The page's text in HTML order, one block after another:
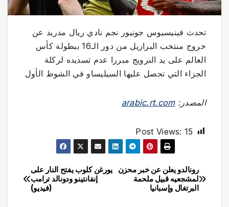
تحدث فينيسيوس جونيور نجم نادي ريال مدريد عن
خروج منتخب البرازيل من دور الـ16 ببطولة كأس
العالم على يد النرويج مبررا عدم تسديده لركلة
الجزاء التي تحصل عليها السيليساو في الشوط الأول
المصدر:arabic.rt.com
Post Views: 15
تصفّح
المقالات
يورغن كلوب يفتح النار على
إنفانتينو ودونالد ترامب
(فيديو)
رونالدو يعلن عن خبر محزن
لمشجعيه قبيل ملحمة
البرتغال وإسبانيا